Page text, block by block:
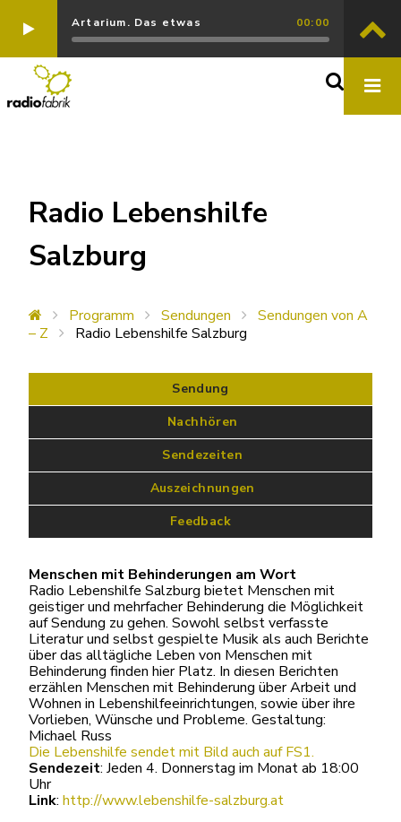
Artarium. Das etwas 00:00
Radio Lebenshilfe
Salzburg
Programm Sendungen
Sendungen von A
– Z
Radio Lebenshilfe Salzburg
Sendung
Nachhören
Sendezeiten
Auszeichnungen
Feedback
Menschen mit Behinderungen am Wort
Radio Lebenshilfe Salzburg bietet Menschen mit
geistiger und mehrfacher Behinderung die Möglichkeit
auf Sendung zu gehen. Sowohl selbst verfasste
Literatur und selbst gespielte Musik als auch Berichte
über das alltägliche Leben von Menschen mit
Behinderung finden hier Platz. In diesen Berichten
erzählen Menschen mit Behinderung über Arbeit und
Wohnen in Lebenshilfeeinrichtungen, sowie über ihre
Vorlieben, Wünsche und Probleme. Gestaltung:
Michael Russ
Die Lebenshilfe sendet mit Bild auch auf FS1.
Sendezeit: Jeden 4. Donnerstag im Monat ab 18:00
Uhr
Link: http://www.lebenshilfe-salzburg.at